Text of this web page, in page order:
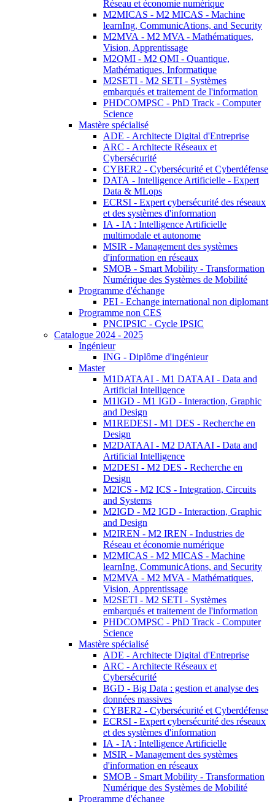
Réseau et économie numérique
M2MICAS - M2 MICAS - Machine
learnIng, CommunicAtions, and Security
M2MVA - M2 MVA - Mathématiques,
Vision, Apprentissage
M2QMI - M2 QMI - Quantique,
Mathématiques, Informatique
M2SETI - M2 SETI - Systèmes
embarqués et traitement de l'information
PHDCOMPSC - PhD Track - Computer
Science
Mastère spécialisé
ADE - Architecte Digital d'Entreprise
ARC - Architecte Réseaux et
Cybersécurité
CYBER2 - Cybersécurité et Cyberdéfense
DATA - Intelligence Artificielle - Expert
Data & MLops
ECRSI - Expert cybersécurité des réseaux
et des systèmes d'information
IA - IA : Intelligence Artificielle
multimodale et autonome
MSIR - Management des systèmes
d'information en réseaux
SMOB - Smart Mobility - Transformation
Numérique des Systèmes de Mobilité
Programme d'échange
PEI - Echange international non diplomant
Programme non CES
PNCIPSIC - Cycle IPSIC
Catalogue 2024 - 2025
Ingénieur
ING - Diplôme d'ingénieur
Master
M1DATAAI - M1 DATAAI - Data and
Artificial Intelligence
M1IGD - M1 IGD - Interaction, Graphic
and Design
M1REDESI - M1 DES - Recherche en
Design
M2DATAAI - M2 DATAAI - Data and
Artificial Intelligence
M2DESI - M2 DES - Recherche en
Design
M2ICS - M2 ICS - Integration, Circuits
and Systems
M2IGD - M2 IGD - Interaction, Graphic
and Design
M2IREN - M2 IREN - Industries de
Réseau et économie numérique
M2MICAS - M2 MICAS - Machine
learnIng, CommunicAtions, and Security
M2MVA - M2 MVA - Mathématiques,
Vision, Apprentissage
M2SETI - M2 SETI - Systèmes
embarqués et traitement de l'information
PHDCOMPSC - PhD Track - Computer
Science
Mastère spécialisé
ADE - Architecte Digital d'Entreprise
ARC - Architecte Réseaux et
Cybersécurité
BGD - Big Data : gestion et analyse des
données massives
CYBER2 - Cybersécurité et Cyberdéfense
ECRSI - Expert cybersécurité des réseaux
et des systèmes d'information
IA - IA : Intelligence Artificielle
MSIR - Management des systèmes
d'information en réseaux
SMOB - Smart Mobility - Transformation
Numérique des Systèmes de Mobilité
Programme d'échange